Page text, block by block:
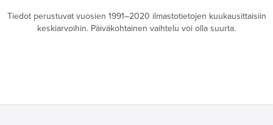
Tiedot perustuvat vuosien 1991–2020 ilmastotietojen kuukausittaisiin
keskiarvoihin. Päiväkohtainen vaihtelu voi olla suurta.